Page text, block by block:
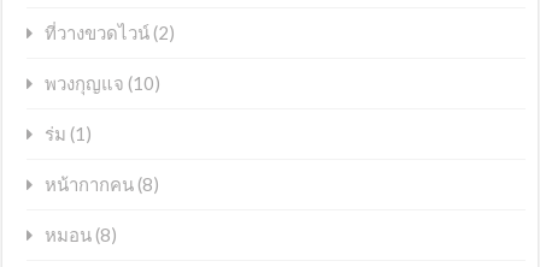
ที่วางขวดไวน์ (2)
พวงกุญแจ (10)
ร่ม (1)
หน้ากากคน (8)
หมอน (8)